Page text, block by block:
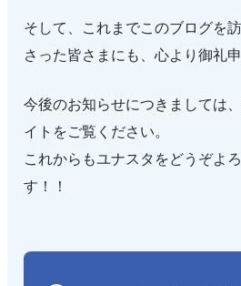
そして、これまでこのブログを
さった皆さまにも、心より御礼
今後のお知らせにつきましては
イトをご覧ください。
これからもユナスタをどうぞよ
す！！